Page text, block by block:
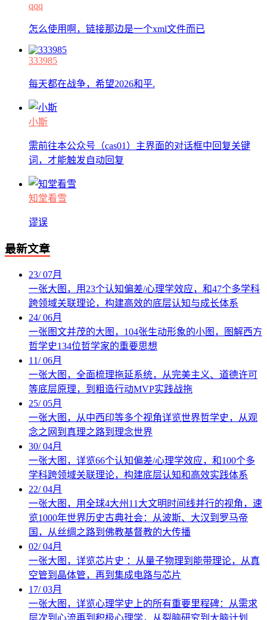
qqq
怎么使用啊，链接那边是一个xml文件而已
333985
每天都在战争，希望2026和平.
小斯
需前往本公众号（cas01）主界面的对话框中回复关键
词，才能触发自动回复
知堂看雪
谬误
最新文章
23/07月
一张大图，用23个认知偏差/心理学效应，和47个多学科
跨领域关联理论，构建高效的底层认知与成长体系
24/06月
一张图文并茂的大图，104张生动形象的小图，图解西方
哲学史134位哲学家的重要思想
11/06月
一张大图，全面梳理拖延系统，从完美主义、道德许可
等底层原理，到粗造行动MVP实践战拖
25/05月
一张大图，从中西印等多个视角详览世界哲学史，从观
念之网到真理之路到理念世界
30/04月
一张大图，详览66个认知偏差/心理学效应，和100个多
学科跨领域关联理论，构建底层认知和高效实践体系
22/04月
一张大图，用全球4大州11大文明时间线并行的视角，速
览1000年世界历史古典社会：从波斯、大汉到罗马帝
国，从丝绸之路到佛教基督教的大传播
02/04月
一张大图，详览芯片史 ：从量子物理到能带理论，从真
空管到晶体管，再到集成电路与芯片
17/03月
一张大图，详览心理学史上的所有重要里程碑：从需求